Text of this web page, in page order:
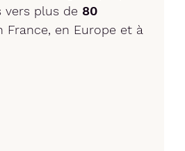
vers plus de 80
France, en Europe et à